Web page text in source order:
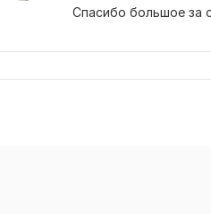
Спасибо большое за